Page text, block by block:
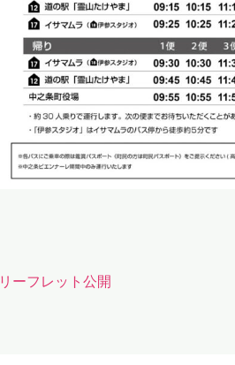
リーフレット公開